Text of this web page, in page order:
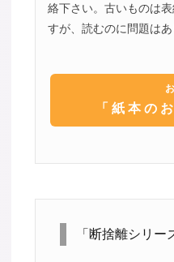
絡下さい。古いものは
すが、読むのに問題はあ
「紙本の
「断捨離シリ